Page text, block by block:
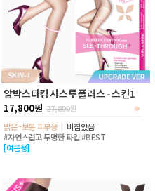
압박스타킹 시스루 플러스 - 스킨1
17,800원 27,800원
밝은~보통 피부용
비침있음
#자연스럽고 투명한 타입 #BEST
[여름용]